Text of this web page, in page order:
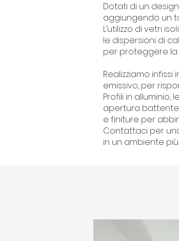
Dotati di un
aggiungendo un
L’utilizzo di vetri
le dispersioni di
per proteggere la
Realizziamo
emissivo, per
Profili in
apertura
e finiture per
Contattaci per
in un ambiente